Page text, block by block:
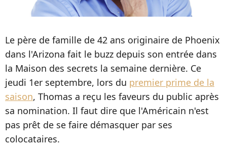
Le père de famille de 42 ans originaire de Phoenix
dans l'Arizona fait le buzz depuis son entrée dans
la Maison des secrets la semaine dernière. Ce
jeudi 1er septembre, lors du premier prime de la
saison, Thomas a reçu les faveurs du public après
sa nomination. Il faut dire que l'Américain n'est
pas prêt de se faire démasquer par ses
colocataires.